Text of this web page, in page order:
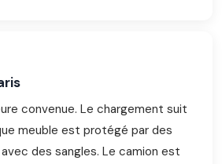
convenue. Le chargement suit
meuble est protégé par des
des sangles. Le camion est